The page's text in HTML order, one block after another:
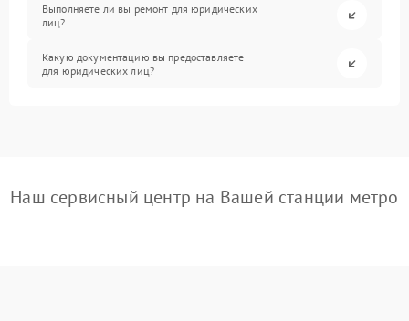
Выполняете ли вы ремонт для юридических
лиц?
Какую документацию вы предоставляете
для юридических лиц?
Наш сервисный центр на Вашей станции метро